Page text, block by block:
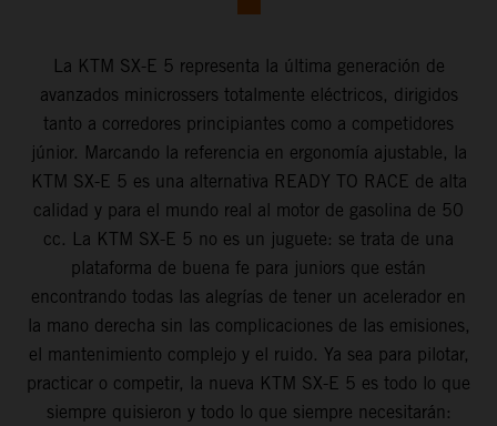
La KTM SX-E 5 representa la última generación de
avanzados minicrossers totalmente eléctricos, dirigidos
tanto a corredores principiantes como a competidores
júnior. Marcando la referencia en ergonomía ajustable, la
KTM SX-E 5 es una alternativa READY TO RACE de alta
calidad y para el mundo real al motor de gasolina de 50
cc. La KTM SX-E 5 no es un juguete: se trata de una
plataforma de buena fe para juniors que están
encontrando todas las alegrías de tener un acelerador en
la mano derecha sin las complicaciones de las emisiones,
el mantenimiento complejo y el ruido. Ya sea para pilotar,
practicar o competir, la nueva KTM SX-E 5 es todo lo que
siempre quisieron y todo lo que siempre necesitarán: